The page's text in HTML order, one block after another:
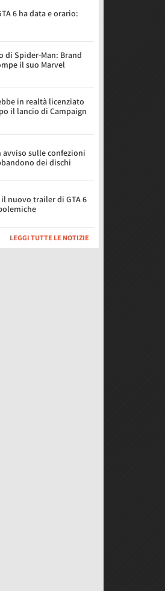
6 ha data e orario:
di Spider-Man: Brand
il suo Marvel
in realtà licenziato
il lancio di Campaign
sulle confezioni
dei dischi
nuovo trailer di GTA 6
LEGGI TUTTE LE NOTIZIE